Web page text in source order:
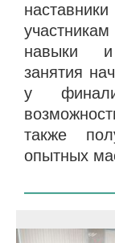
навыки и
занятия
у
также
опытных